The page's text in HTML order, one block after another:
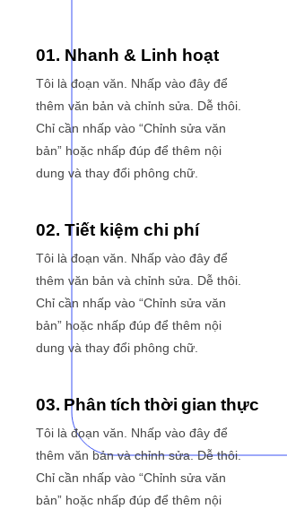
01. Nhanh & Linh hoạt
Tôi là đoạn văn. Nhấp vào đây để
thêm văn bản và chỉnh sửa. Dễ thôi.
Chỉ cần nhấp vào “Chỉnh sửa văn
bản” hoặc nhấp đúp để thêm nội
dung và thay đổi phông chữ.
02. Tiết kiệm chi phí
Tôi là đoạn văn. Nhấp vào đây để
thêm văn bản và chỉnh sửa. Dễ thôi.
Chỉ cần nhấp vào “Chỉnh sửa văn
bản” hoặc nhấp đúp để thêm nội
dung và thay đổi phông chữ.
03. Phân tích thời gian thực
Tôi là đoạn văn. Nhấp vào đây để
thêm văn bản và chỉnh sửa. Dễ thôi.
Chỉ cần nhấp vào “Chỉnh sửa văn
bản” hoặc nhấp đúp để thêm nội